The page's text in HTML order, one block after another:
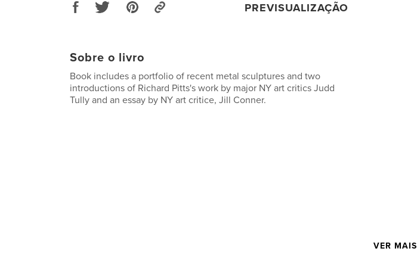
PREVISUALIZAÇÃO
Sobre o livro
Book includes a portfolio of recent metal sculptures and two
introductions of Richard Pitts's work by major NY art critics Judd
Tully and an essay by NY art critice, Jill Conner.
VER MAIS